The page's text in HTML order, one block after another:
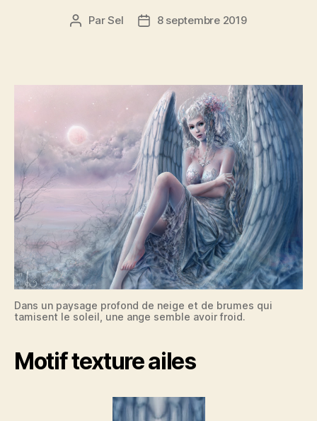
Auteur
ParSel
Date8 septembre 2019
Dans un paysage profond de neige et de brumes qui
tamisent le soleil, une ange semble avoir froid.
Motif texture ailes